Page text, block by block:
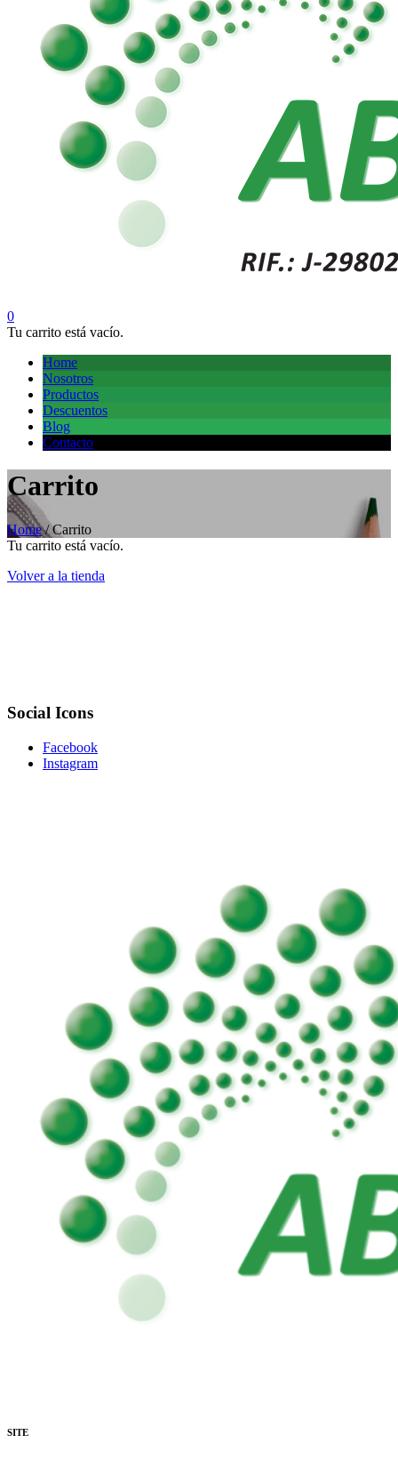
0
Tu carrito está vacío.
Home
Nosotros
Productos
Descuentos
Blog
Contacto
Carrito
Home / Carrito
Tu carrito está vacío.
Volver a la tienda
Social Icons
Facebook
Instagram
SITE